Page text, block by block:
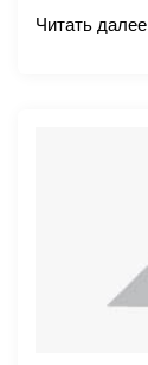
Читать далее